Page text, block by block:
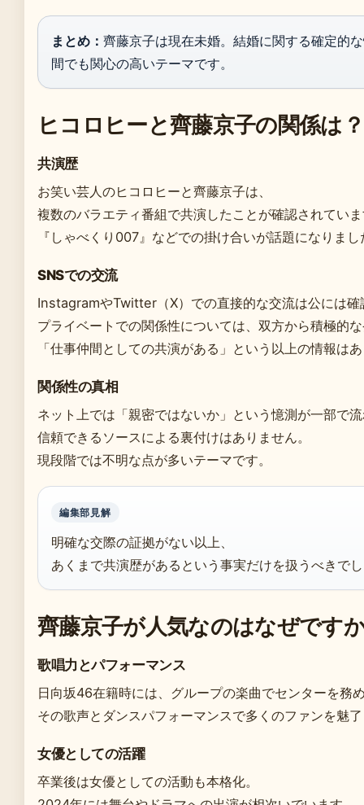
まとめ： 齊藤京子は現在未婚。結婚に関する確定的
間でも関心の高いテーマです。
ヒコロヒーと齊藤京子の関係は？
共演歴
お笑い芸人のヒコロヒーと齊藤京子は、
複数のバラエティ番組で共演したことが確認されてい
『しゃべくり007』などでの掛け合いが話題になりまし
SNSでの交流
InstagramやTwitter（X）での直接的な交流は公には確
プライベートでの関係性については、双方から積極的
「仕事仲間としての共演がある」という以上の情報は
関係性の真相
ネット上では「親密ではないか」という憶測が一部で
信頼できるソースによる裏付けはありません。
現段階では不明な点が多いテーマです。
編集部見解
明確な交際の証拠がない以上、
あくまで共演歴があるという事実だけを扱うべきで
齊藤京子が人気なのはなぜです
歌唱力とパフォーマンス
日向坂46在籍時には、グループの楽曲でセンターを務
その歌声とダンスパフォーマンスで多くのファンを魅
女優としての活躍
卒業後は女優としての活動も本格化。